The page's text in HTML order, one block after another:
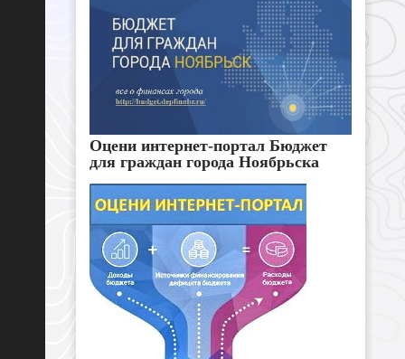
Оцени интернет-портал Бюджет
для граждан города Ноябрьска